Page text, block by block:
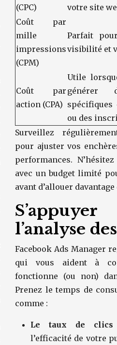
(CPC)
votre site
Coût par
mille
impressions
(CPM)
Parfait
visibilité et
Coût par
action (CPA)
Utile
générer
spécifiques
ou des
Surveillez
pour ajuster vos
performances.
avec un budget limité
avant d’allouer
l’analyse
Facebook Ads Manager
qui vous aident à
fonctionne (ou non)
Prenez le temps de
comme :
Le taux de clics
l’efficacité de votre